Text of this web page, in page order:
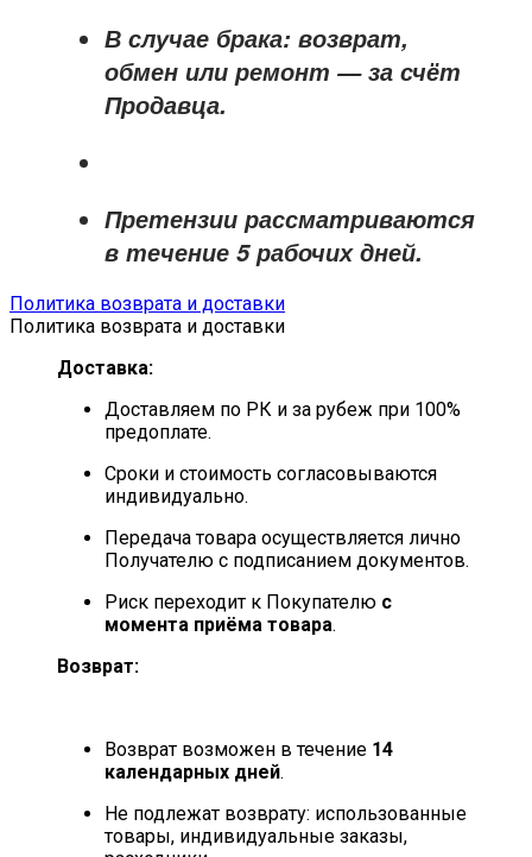
В случае брака: возврат,
обмен или ремонт —за счёт
Продавца.
Претензии рассматриваются
в течение 5 рабочих дней.
Политика возврата и доставки
Политика возврата и доставки
Доставка:
Доставляем по РК и за рубеж при 100%
предоплате.
Сроки и стоимость согласовываются
индивидуально.
Передача товара осуществляется лично
Получателю с подписанием документов.
Риск переходит к Покупателю с
момента приёма товара.
Возврат:
Возврат возможен в течение 14
календарных дней.
Не подлежат возврату: использованные
товары, индивидуальные заказы,